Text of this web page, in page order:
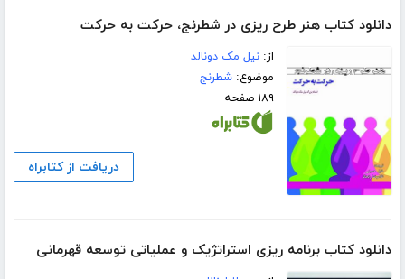
دانلود کتاب هنر طرح ریزی در شطرنج، حرکت به حرکت
از:نیل مک دونالد
موضوع:شطرنج
۱۸۹ صفحه
دریافت از کتابراه
دانلود کتاب برنامه ریزی استراتژیک و عملیاتی توسعه قهرمانی